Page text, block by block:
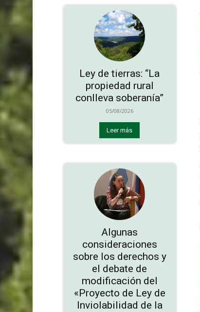
Ley de tierras: “La
propiedad rural
conlleva soberanía”
05/08/2026
Leer más
Algunas
consideraciones
sobre los derechos y
el debate de
modificación del
«Proyecto de Ley de
Inviolabilidad de la